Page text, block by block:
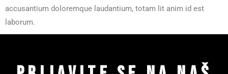
accusantium doloremque laudantium, totam lit anim id est
laborum.